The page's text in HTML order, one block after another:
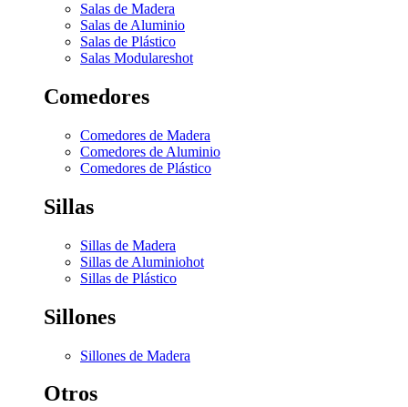
Salas de Madera
Salas de Aluminio
Salas de Plástico
Salas Modulareshot
Comedores
Comedores de Madera
Comedores de Aluminio
Comedores de Plástico
Sillas
Sillas de Madera
Sillas de Aluminiohot
Sillas de Plástico
Sillones
Sillones de Madera
Otros